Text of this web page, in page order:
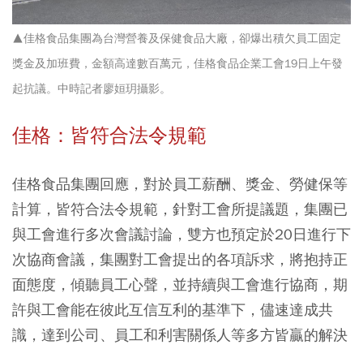
▲佳格食品集團為台灣營養及保健食品大廠，卻爆出積欠員工固定
獎金及加班費，金額高達數百萬元，佳格食品企業工會19日上午發
起抗議。中時記者廖姮玥攝影。
佳格：皆符合法令規範
佳格食品集團回應，對於員工薪酬、獎金、勞健保等
計算，皆符合法令規範，針對工會所提議題，集團已
與工會進行多次會議討論，雙方也預定於20日進行下
次協商會議，集團對工會提出的各項訴求，將抱持正
面態度，傾聽員工心聲，並持續與工會進行協商，期
許與工會能在彼此互信互利的基準下，儘速達成共
識，達到公司、員工和利害關係人等多方皆贏的解決